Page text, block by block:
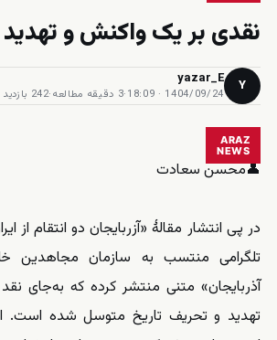
نقدی بر یک واکنش و‌
Y
yazar_E
1404/09/24 · 18:09
·3 دقیقه مطالعه ·242 بازدید
ARAZ
NEWS
👤محسن سعادت
در پی انتشار مقالهٔ «آزربایجان دو انتقام از
تلگرامی منتسب به سازمان مجاهدین
آذربایجان» متنی منتشر کرده که به‌جای
تهدید و تحریف تاریخ متوسل شده است.